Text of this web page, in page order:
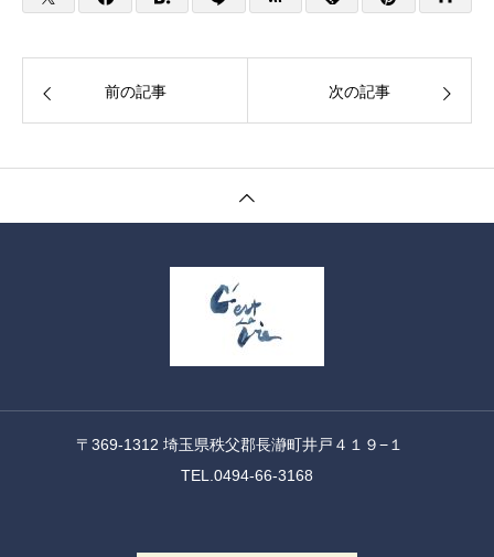
前の記事 次の記事
〒369-1312 埼玉県秩父郡長瀞町井戸４１９−１
TEL.0494-66-3168